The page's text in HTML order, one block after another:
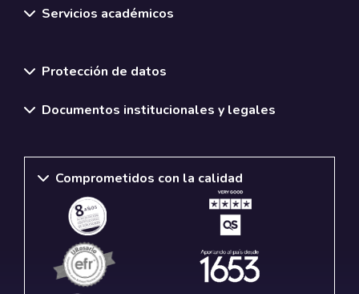
Servicios académicos
Protección de datos
Documentos institucionales y legales
Comprometidos con la calidad